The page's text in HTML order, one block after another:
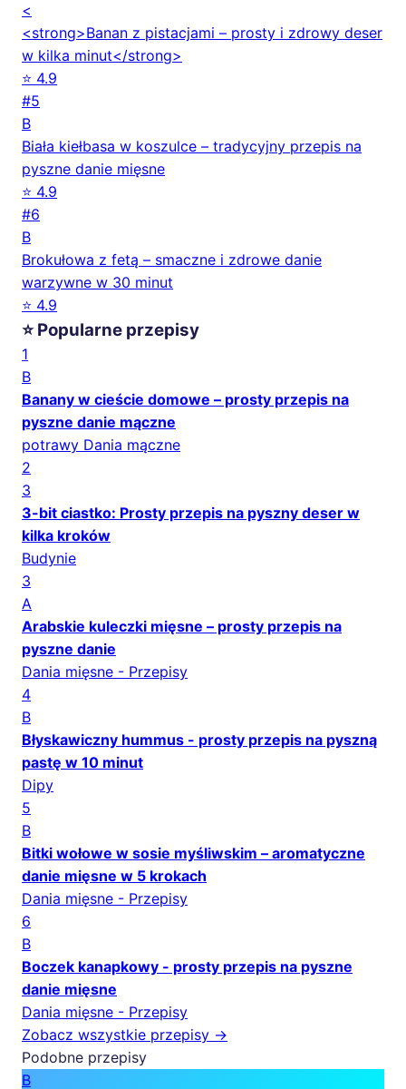
<
<strong>Banan z pistacjami – prosty i zdrowy deser
w kilka minut</strong>
⭐ 4.9
#5
B
Biała kiełbasa w koszulce – tradycyjny przepis na
pyszne danie mięsne
⭐ 4.9
#6
B
Brokułowa z fetą – smaczne i zdrowe danie
warzywne w 30 minut
⭐ 4.9
⭐ Popularne przepisy
1
B
Banany w cieście domowe – prosty przepis na
pyszne danie mączne
potrawy Dania mączne
2
3
3-bit ciastko: Prosty przepis na pyszny deser w
kilka kroków
Budynie
3
A
Arabskie kuleczki mięsne – prosty przepis na
pyszne danie
Dania mięsne - Przepisy
4
B
Błyskawiczny hummus - prosty przepis na pyszną
pastę w 10 minut
Dipy
5
B
Bitki wołowe w sosie myśliwskim – aromatyczne
danie mięsne w 5 krokach
Dania mięsne - Przepisy
6
B
Boczek kanapkowy - prosty przepis na pyszne
danie mięsne
Dania mięsne - Przepisy
Zobacz wszystkie przepisy →
Podobne przepisy
B